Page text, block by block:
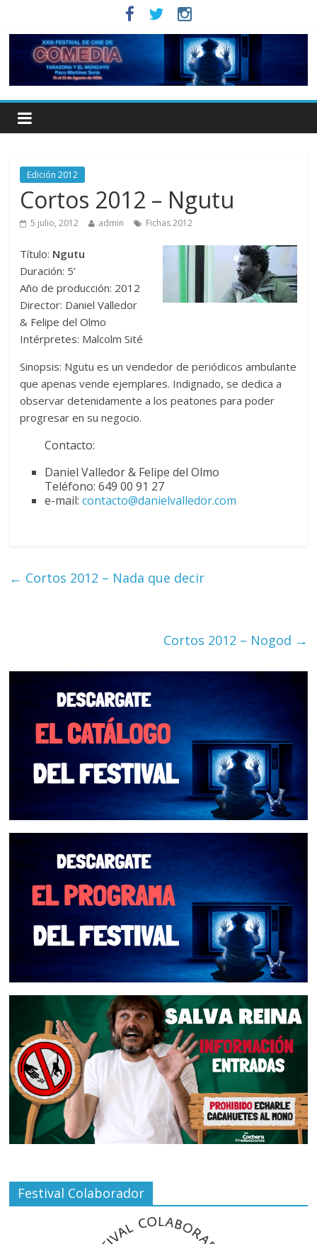
Edición 2012
Cortos 2012 – Ngutu
5 julio, 2012 admin Fichas 2012
Título: Ngutu
Duración: 5’
Año de producción: 2012
Director: Daniel Valledor
& Felipe del Olmo
Intérpretes: Malcolm Sité
Sinopsis: Ngutu es un vendedor de periódicos ambulante
que apenas vende ejemplares. Indignado, se dedica a
observar detenidamente a los peatones para poder
progresar en su negocio.
Contacto:
Daniel Valledor & Felipe del Olmo
Teléfono: 649 00 91 27
e-mail:contacto@danielvalledor.com
← Cortos 2012 – Nada que decir
Cortos 2012 – Nogod →
Festival Colaborador